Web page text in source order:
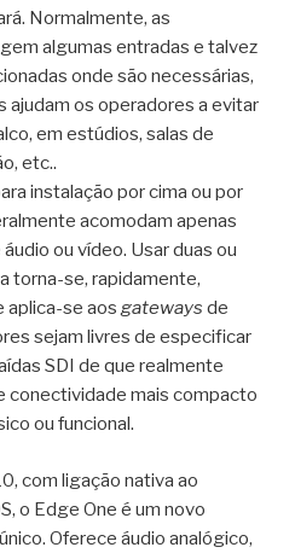
Normalmente, as
algumas entradas e talvez
onde são necessárias,
ajudam os operadores a evitar
em estúdios, salas de
etc..
instalação por cima ou por
acomodam apenas
ou vídeo. Usar duas ou
torna-se, rapidamente,
aplica-se aos gateways de
sejam livres de especificar
SDI de que realmente
conectividade mais compacto
ou funcional.
com ligação nativa ao
o Edge One é um novo
Oferece áudio analógico,